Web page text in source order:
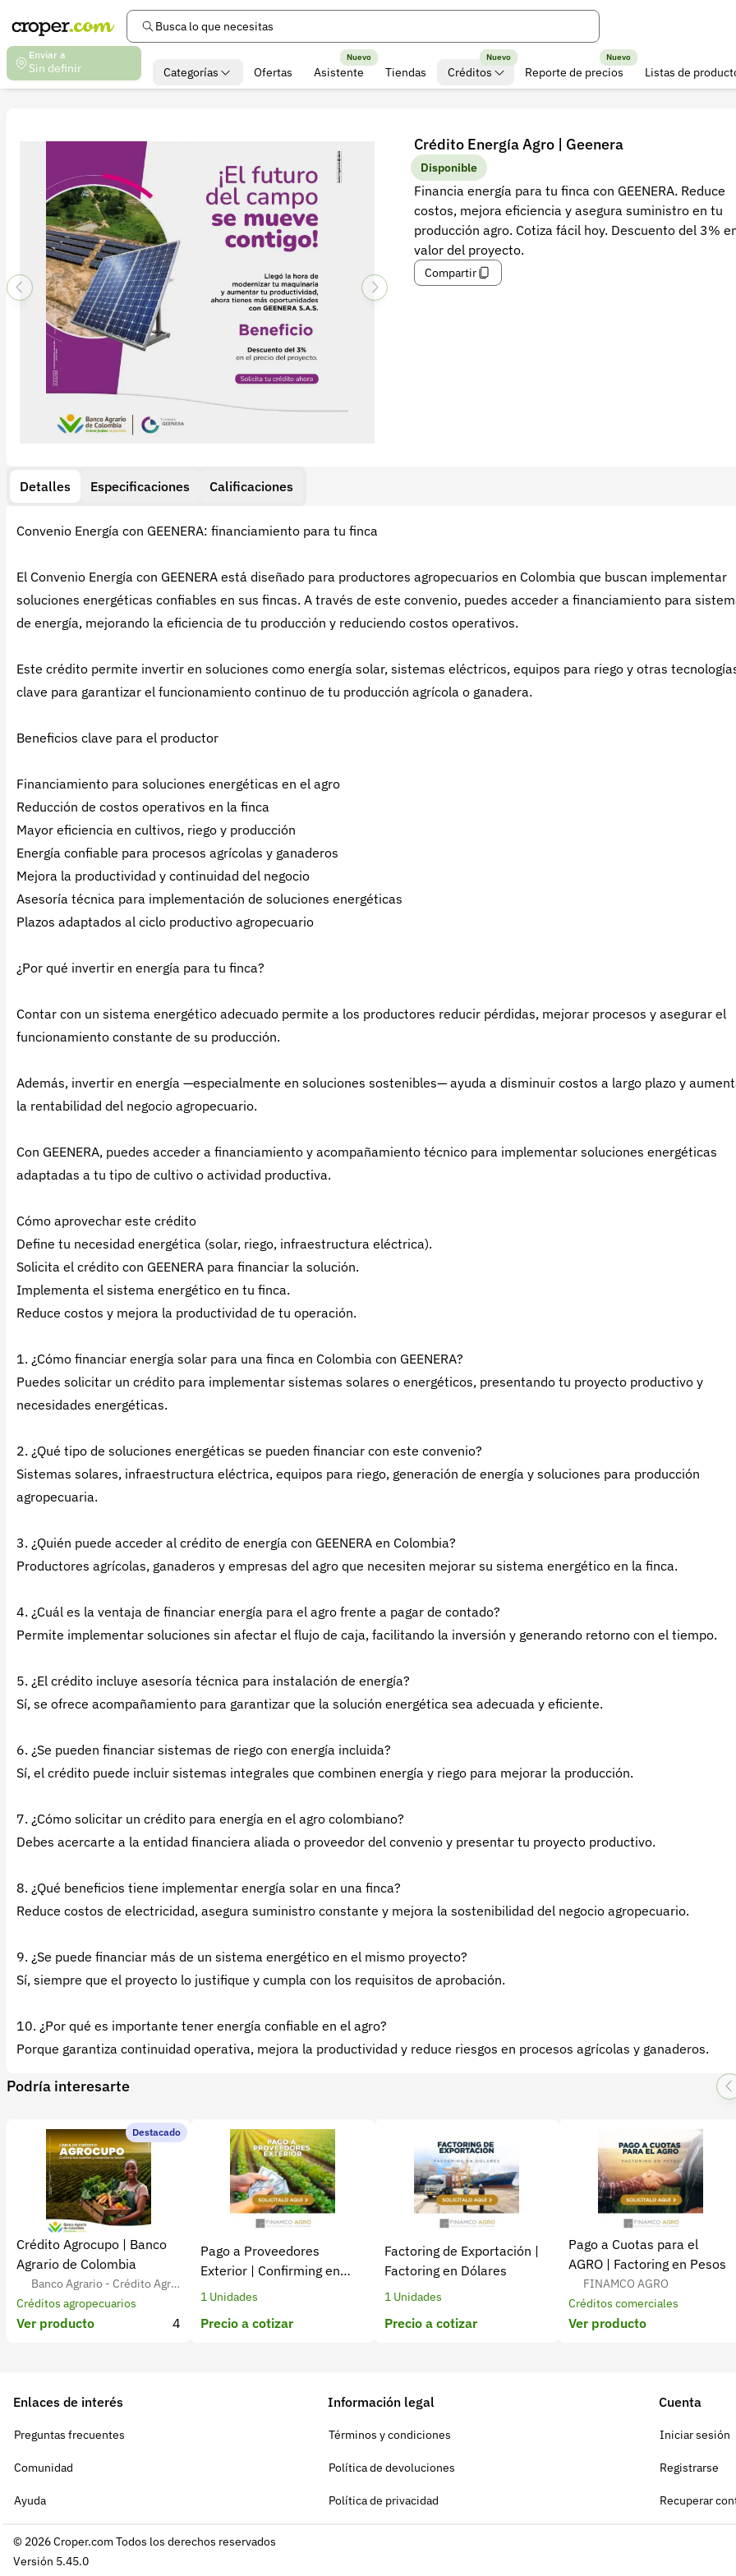
Busca lo que necesitas
Enviar a
Sin definir Categorías Ofertas Asistente
Nuevo
Tiendas Créditos
Nuevo
Reporte de precios
Nuevo
Listas de
Crédito Energía Agro | Geenera
Disponible
Financia energía para tu finca con GEENERA. Reduce
costos, mejora eficiencia y asegura suministro en tu
producción agro. Cotiza fácil hoy. Descuento del 3%
valor del proyecto.
Compartir
Detalles Especificaciones Calificaciones
Convenio Energía con GEENERA: financiamiento para tu finca
El Convenio Energía con GEENERA está diseñado para productores agropecuarios en Colombia que buscan implementar
soluciones energéticas confiables en sus fincas. A través de este convenio, puedes acceder a financiamiento para
de energía, mejorando la eficiencia de tu producción y reduciendo costos operativos.
Este crédito permite invertir en soluciones como energía solar, sistemas eléctricos, equipos para riego y otras
clave para garantizar el funcionamiento continuo de tu producción agrícola o ganadera.
Beneficios clave para el productor
Financiamiento para soluciones energéticas en el agro
Reducción de costos operativos en la finca
Mayor eficiencia en cultivos, riego y producción
Energía confiable para procesos agrícolas y ganaderos
Mejora la productividad y continuidad del negocio
Asesoría técnica para implementación de soluciones energéticas
Plazos adaptados al ciclo productivo agropecuario
¿Por qué invertir en energía para tu finca?
Contar con un sistema energético adecuado permite a los productores reducir pérdidas, mejorar procesos y asegurar el
funcionamiento constante de su producción.
Además, invertir en energía —especialmente en soluciones sostenibles— ayuda a disminuir costos a largo plazo y
la rentabilidad del negocio agropecuario.
Con GEENERA, puedes acceder a financiamiento y acompañamiento técnico para implementar soluciones energéticas
adaptadas a tu tipo de cultivo o actividad productiva.
Cómo aprovechar este crédito
Define tu necesidad energética (solar, riego, infraestructura eléctrica).
Solicita el crédito con GEENERA para financiar la solución.
Implementa el sistema energético en tu finca.
Reduce costos y mejora la productividad de tu operación.
1. ¿Cómo financiar energía solar para una finca en Colombia con GEENERA?
Puedes solicitar un crédito para implementar sistemas solares o energéticos, presentando tu proyecto productivo y
necesidades energéticas.
2. ¿Qué tipo de soluciones energéticas se pueden financiar con este convenio?
Sistemas solares, infraestructura eléctrica, equipos para riego, generación de energía y soluciones para producción
agropecuaria.
3. ¿Quién puede acceder al crédito de energía con GEENERA en Colombia?
Productores agrícolas, ganaderos y empresas del agro que necesiten mejorar su sistema energético en la finca.
4. ¿Cuál es la ventaja de financiar energía para el agro frente a pagar de contado?
Permite implementar soluciones sin afectar el flujo de caja, facilitando la inversión y generando retorno con el tiempo.
5. ¿El crédito incluye asesoría técnica para instalación de energía?
Sí, se ofrece acompañamiento para garantizar que la solución energética sea adecuada y eficiente.
6. ¿Se pueden financiar sistemas de riego con energía incluida?
Sí, el crédito puede incluir sistemas integrales que combinen energía y riego para mejorar la producción.
7. ¿Cómo solicitar un crédito para energía en el agro colombiano?
Debes acercarte a la entidad financiera aliada o proveedor del convenio y presentar tu proyecto productivo.
8. ¿Qué beneficios tiene implementar energía solar en una finca?
Reduce costos de electricidad, asegura suministro constante y mejora la sostenibilidad del negocio agropecuario.
9. ¿Se puede financiar más de un sistema energético en el mismo proyecto?
Sí, siempre que el proyecto lo justifique y cumpla con los requisitos de aprobación.
10. ¿Por qué es importante tener energía confiable en el agro?
Porque garantiza continuidad operativa, mejora la productividad y reduce riesgos en procesos agrícolas y ganaderos.
Podría interesarte
Destacado
Crédito Agrocupo | Banco
Agrario de Colombia
Banco Agrario - Crédito Agro
pecuario para Agricultores Colo
mbianos
Créditos agropecuarios
Ver producto 4
Pago a Proveedores
Exterior | Confirming en
Dólares
1 Unidades
Precio a cotizar
Factoring de Exportación |
Factoring en Dólares
1 Unidades
Precio a cotizar
Pago a Cuotas para el
AGRO | Factoring en Pesos
FINAMCO AGRO
Créditos comerciales
Ver producto
Enlaces de interés
Preguntas frecuentes
Comunidad
Ayuda
Información legal
Términos y condiciones
Política de devoluciones
Política de privacidad
Cuenta
Iniciar sesión
Registrarse
Recuperar
© 2026 Croper.com Todos los derechos reservados
Versión 5.45.0